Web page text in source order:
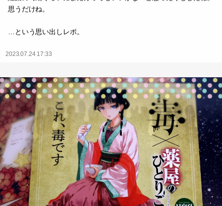
思うだけね。
…という思い出しレポ。
2023.07.24 17:33